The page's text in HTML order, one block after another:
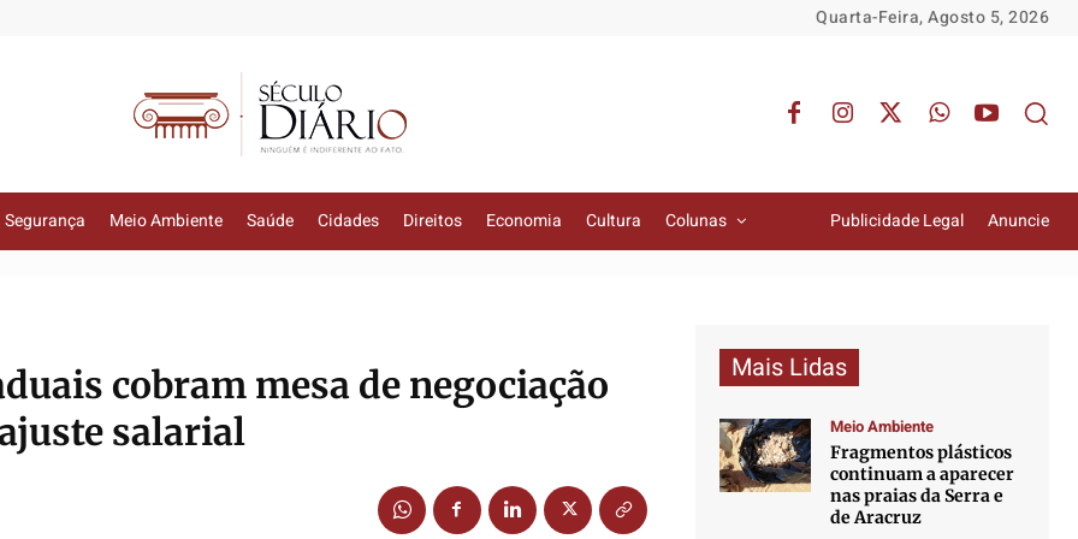
Quarta-Feira, Agosto 5, 2026
Segurança Meio Ambiente Saúde Cidades Direitos Economia Cultura Colunas Publicidade Legal Anuncie
cobram mesa de negociação
salarial
Mais Lidas
Meio Ambiente
Fragmentos plásticos
continuam a aparecer
nas praias da Serra e
de Aracruz